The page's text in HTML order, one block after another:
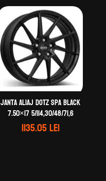
Janta aliaj DOTZ Spa black
7.50×17 5/114,30/48/71,6
1135.05lei